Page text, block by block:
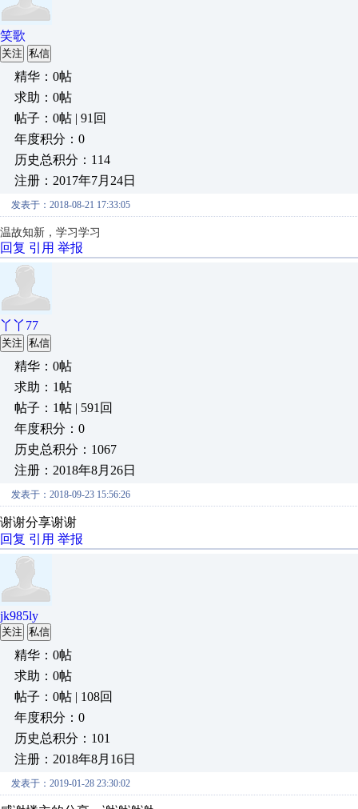
笑歌
关注 私信
精华：0帖
求助：0帖
帖子：0帖 | 91回
年度积分：0
历史总积分：114
注册：2017年7月24日
发表于：2018-08-21 17:33:05
温故知新，学习学习
回复 引用 举报
丫丫77
关注 私信
精华：0帖
求助：1帖
帖子：1帖 | 591回
年度积分：0
历史总积分：1067
注册：2018年8月26日
发表于：2018-09-23 15:56:26
谢谢分享谢谢
回复 引用 举报
jk985ly
关注 私信
精华：0帖
求助：0帖
帖子：0帖 | 108回
年度积分：0
历史总积分：101
注册：2018年8月16日
发表于：2019-01-28 23:30:02